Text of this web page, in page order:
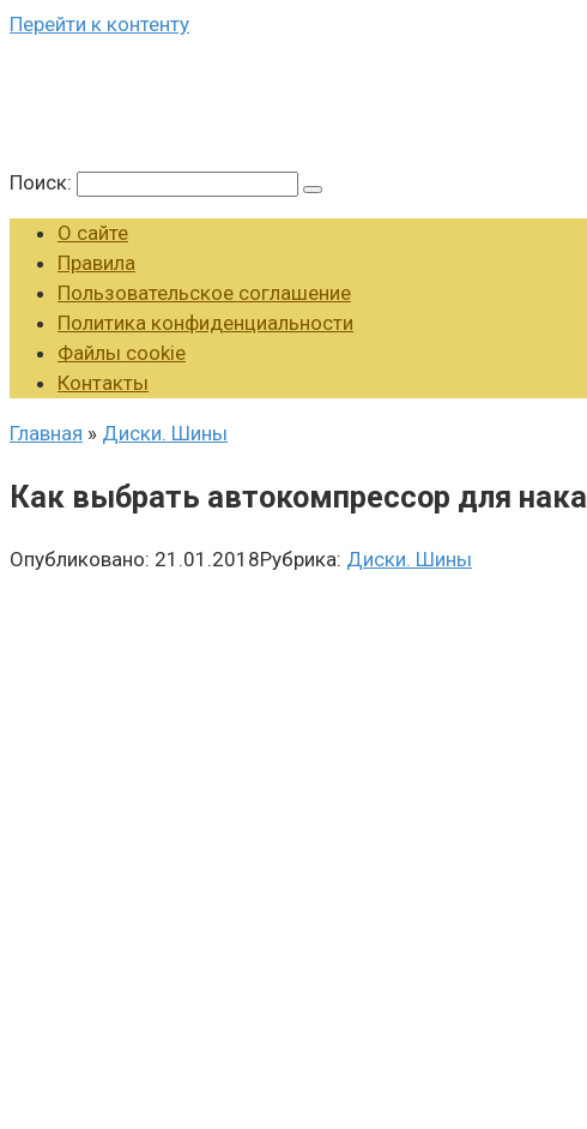
Перейти к контенту
Поиск:
О сайте
Правила
Пользовательское соглашение
Политика конфиденциальности
Файлы cookie
Контакты
Главная » Диски. Шины
Как выбрать автокомпрессор для
Опубликовано: 21.01.2018Рубрика: Диски. Шины